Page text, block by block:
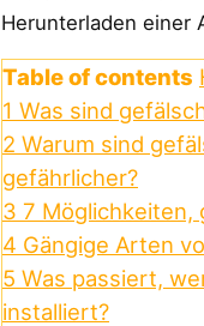
Herunterladen einer
Table of contents
1 Was sind
2 Warum sind
gefährlicher?
3 7 Möglichkeiten,
4 Gängige Arten
5 Was passiert,
installiert?